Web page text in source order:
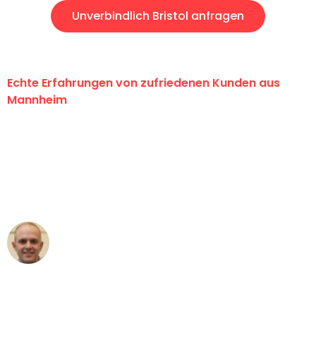
Unverbindlich Bristol anfragen
Echte Erfahrungen von zufriedenen Kunden aus
Mannheim